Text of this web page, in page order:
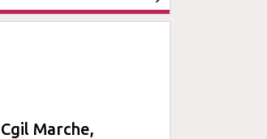
Cgil Marche,